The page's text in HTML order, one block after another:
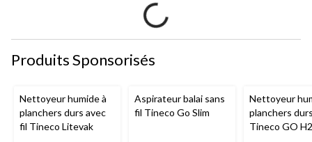
Produits Sponsorisés
Nettoyeur humide à
planchers durs avec
fil Tineco Litevak
Aspirateur balai sans
fil Tineco Go Slim
Nettoyeur
planchers
Tineco GO